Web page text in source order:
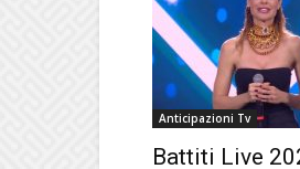
Anticipazioni Tv
Battiti Live